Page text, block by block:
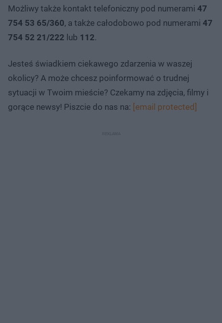
Możliwy także kontakt telefoniczny pod numerami 47
754 53 65/360, a także całodobowo pod numerami 47
754 52 21/222 lub 112.
Jesteś świadkiem ciekawego zdarzenia w waszej
okolicy? A może chcesz poinformować o trudnej
sytuacji w Twoim mieście? Czekamy na zdjęcia, filmy i
gorące newsy! Piszcie do nas na: [email protected]